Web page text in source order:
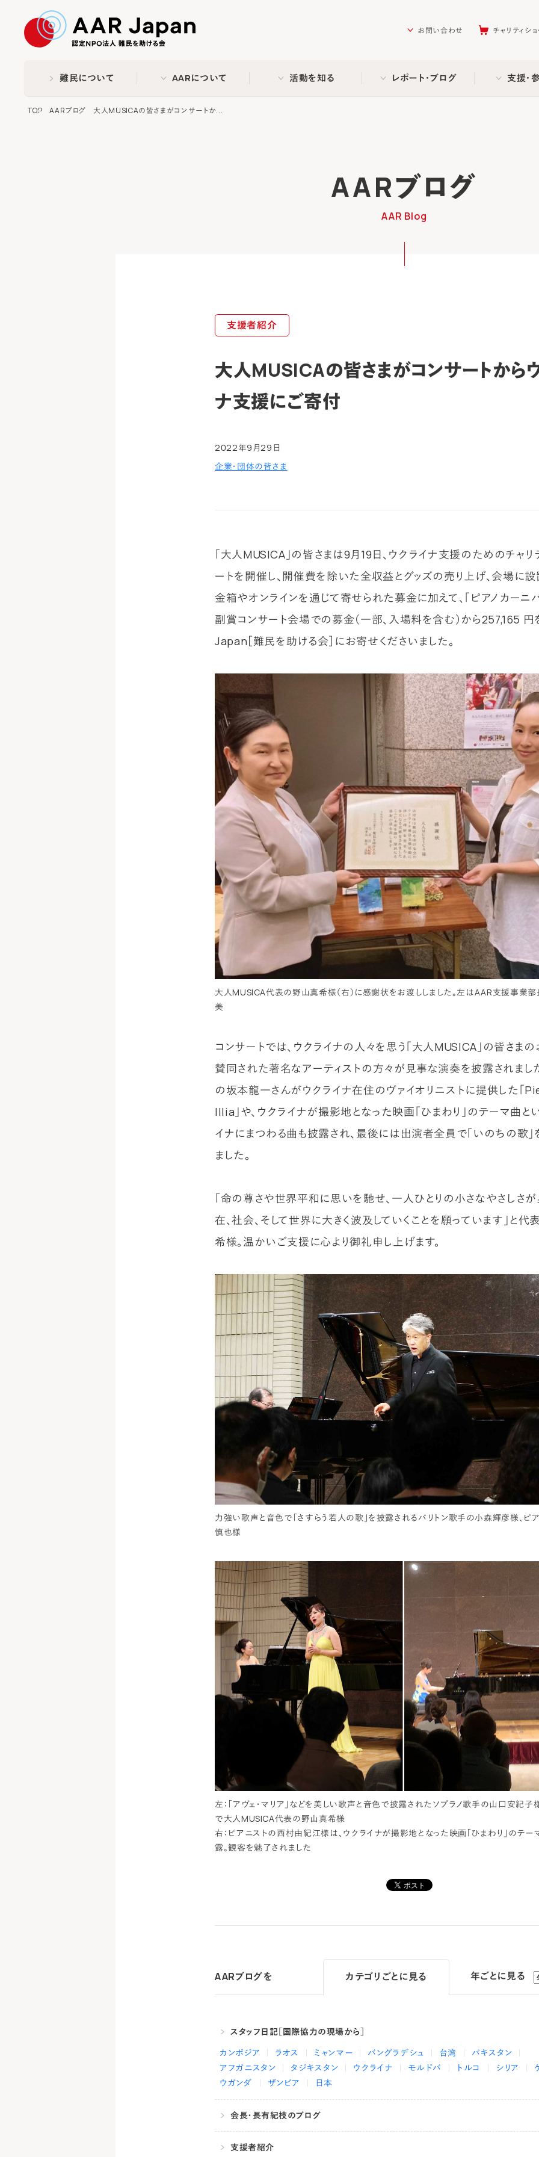
お問い合わせ
チャリティシ
難民について AARについて 活動を知る レポート・ブログ 支援・
TOP AARブログ 大人MUSICAの皆さまがコンサートか...
AARブログ
AAR Blog
支援者紹介
大人MUSICAの皆さまがコンサートから
ナ支援にご寄付
2022年9月29日
企業・団体の皆さま
「大人MUSICA」の皆さまは9月19日、ウクライナ支援のためのチャリ
ートを開催し、開催費を除いた全収益とグッズの売り上げ、会場に
金箱やオンラインを通じて寄せられた募金に加えて、「ピアノカーニ
副賞コンサート会場での募金（一部、入場料を含む）から257,165 円
Japan［難民を助ける会］にお寄せくださいました。
大人MUSICA代表の野山真希様（右）に感謝状をお渡ししました。左はAAR支援事業
美
コンサートでは、ウクライナの人々を思う「大人MUSICA」の皆さま
賛同された著名なアーティストの方々が見事な演奏を披露されまし
の坂本龍一さんがウクライナ在住のヴァイオリニストに提供した「
Illia」や、ウクライナが撮影地となった映画「ひまわり」のテーマ曲と
イナにまつわる曲も披露され、最後には出演者全員で「いのちの歌
ました。
「命の尊さや世界平和に思いを馳せ、一人ひとりの小さなやさしさ
在、社会、そして世界に大きく波及していくことを願っています」と
希様。温かいご支援に心より御礼申し上げます。
力強い歌声と音色で「さすらう若人の歌」を披露されるバリトン歌手の小森輝彦様、ピ
慎也様
左：「アヴェ・マリア」などを美しい歌声と音色で披露されたソプラノ歌手の山口安紀子
で大人MUSICA代表の野山真希様
右：ピアニストの西村由紀江様は、ウクライナが撮影地となった映画「ひまわり」のテー
露。観客を魅了されました
AARブログを カテゴリ ごとに見る
スタッフ日記［国際協力の現場から］
カンボジア
ラオス ミャンマー バングラデシュ 台湾
パキスタン
アフガニスタン
タジキスタン ウクライナ モルドバ トルコ シリア
ウガンダ
ザンビア 日本
会長・長有紀枝のブログ
支援者紹介
年ごとに見る